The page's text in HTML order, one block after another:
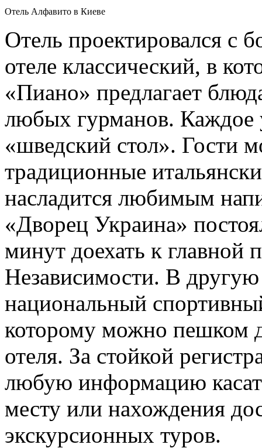
Отель Алфавито в Киеве
Отель проектировался с
отеле классический, в
«Пиано» предлагает
любых гурманов. Каждое
«шведский стол». Гости
традиционные
насладится любимым
«Дворец Украина»
минут доехать к
Независимости. В
национальный
которому можно пешком
отеля. За стойкой
любую информацию
месту или нахождения
экскурсионных туров.